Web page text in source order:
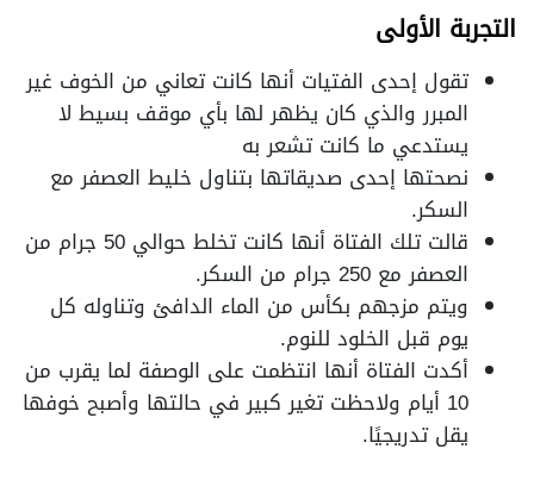
التجربة الأولى
تقول إحدى الفتيات أنها كانت تعاني من الخوف غير
المبرر والذي كان يظهر لها بأي موقف بسيط لا
يستدعي ما كانت تشعر به
نصحتها إحدى صديقاتها بتناول خليط العصفر مع
السكر.
قالت تلك الفتاة أنها كانت تخلط حوالي 50 جرام من
العصفر مع 250 جرام من السكر.
ويتم مزجهم بكأس من الماء الدافئ وتناوله كل
يوم قبل الخلود للنوم.
أكدت الفتاة أنها انتظمت على الوصفة لما يقرب من
10 أيام ولاحظت تغير كبير في حالتها وأصبح خوفها
يقل تدريجيًا.